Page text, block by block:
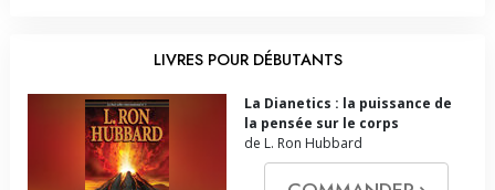
LIVRES POUR DÉBUTANTS
La Dianetics : la puissance de
la pensée sur le corps
de L. Ron Hubbard